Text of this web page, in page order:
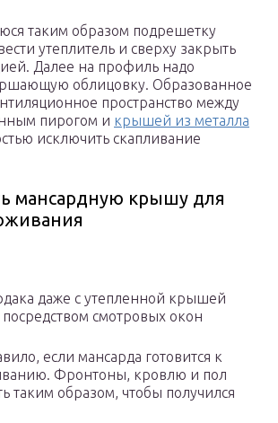
таким образом подрешетку
утеплитель и сверху закрыть
Далее на профиль надо
облицовку. Образованное
пространство между
пирогом и крышей из металла
исключить скапливание
мансардную крышу для
даже с утепленной крышей
посредством смотровых окон
если мансарда готовится к
Фронтоны, кровлю и пол
таким образом, чтобы получился